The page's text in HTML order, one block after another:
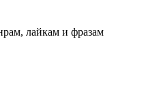
лайкам и фразам